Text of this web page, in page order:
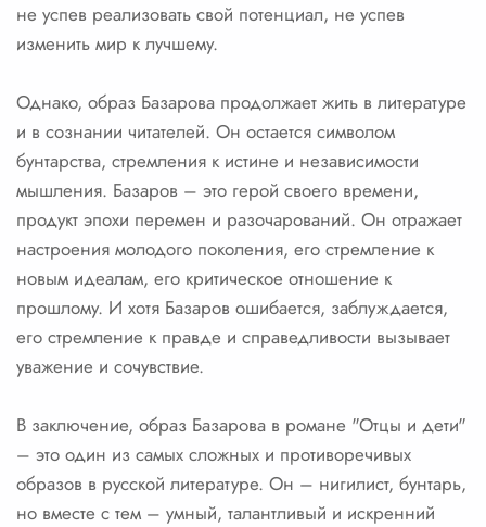
не успев реализовать свой потенциал, не успев
изменить мир к лучшему.
Однако, образ Базарова продолжает жить в литературе
и в сознании читателей. Он остается символом
бунтарства, стремления к истине и независимости
мышления. Базаров – это герой своего времени,
продукт эпохи перемен и разочарований. Он отражает
настроения молодого поколения, его стремление к
новым идеалам, его критическое отношение к
прошлому. И хотя Базаров ошибается, заблуждается,
его стремление к правде и справедливости вызывает
уважение и сочувствие.
В заключение, образ Базарова в романе "Отцы и дети"
– это один из самых сложных и противоречивых
образов в русской литературе. Он – нигилист, бунтарь,
но вместе с тем – умный, талантливый и искренний